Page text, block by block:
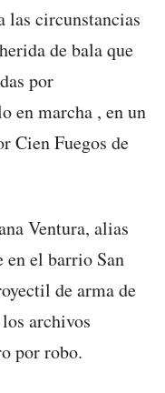
las circunstancias
de bala que
por
en marcha , en un
Cien Fuegos de
Ventura, alias
el barrio San
de arma de
archivos
por robo.